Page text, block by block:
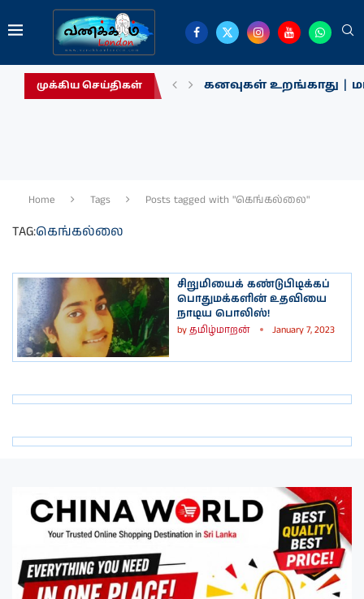
முக்கிய செய்திகள் கனவுகள் உறங்காது |
Home Tags Posts tagged with "கெங்கல்லை"
TAG:கெங்கல்லை
சிறுமியைக் கண்டுபிடிக்கப்
பொதுமக்களின் உதவியை
நாடிய பொலிஸ்!
byதமிழ்மாறன் January 7, 2023